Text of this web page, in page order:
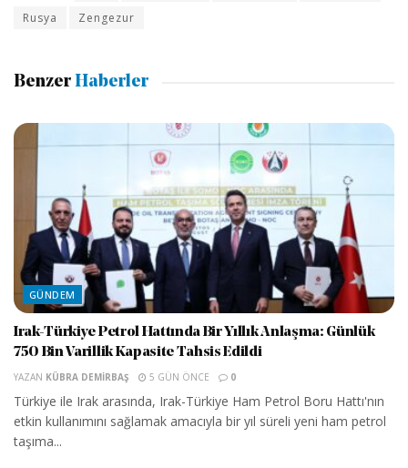
Rusya
Zengezur
Benzer Haberler
GÜNDEM
Irak-Türkiye Petrol Hattında Bir Yıllık Anlaşma: Günlük
750 Bin Varillik Kapasite Tahsis Edildi
YAZAN KÜBRA DEMIRBAŞ 5 GÜN ÖNCE 0
Türkiye ile Irak arasında, Irak-Türkiye Ham Petrol Boru Hattı'nın
etkin kullanımını sağlamak amacıyla bir yıl süreli yeni ham petrol
taşıma...